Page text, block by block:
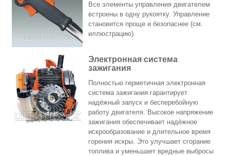
Все элементы управления двигателем
встроены в одну рукоятку. Управление
становится проще и безопаснее (см.
иллюстрацию).
Электронная система
зажигания
Полностью герметичная электронная
система зажигания гарантирует
надёжный запуск и бесперебойную
работу двигателя. Высокое напряжение
зажигания обеспечивает надёжное
искрообразование и длительное время
горения искры. Это улучшает сгорание
топлива и уменьшает вредные выбросы